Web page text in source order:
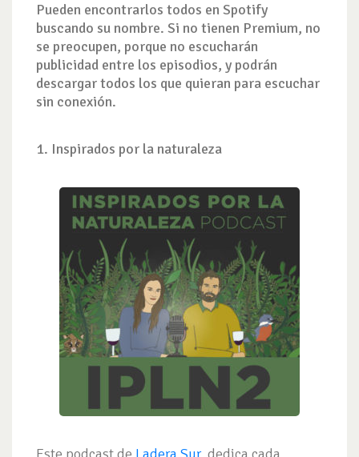
Pueden encontrarlos todos en Spotify
buscando su nombre. Si no tienen Premium, no
se preocupen, porque no escucharán
publicidad entre los episodios, y podrán
descargar todos los que quieran para escuchar
sin conexión.
1. Inspirados por la naturaleza